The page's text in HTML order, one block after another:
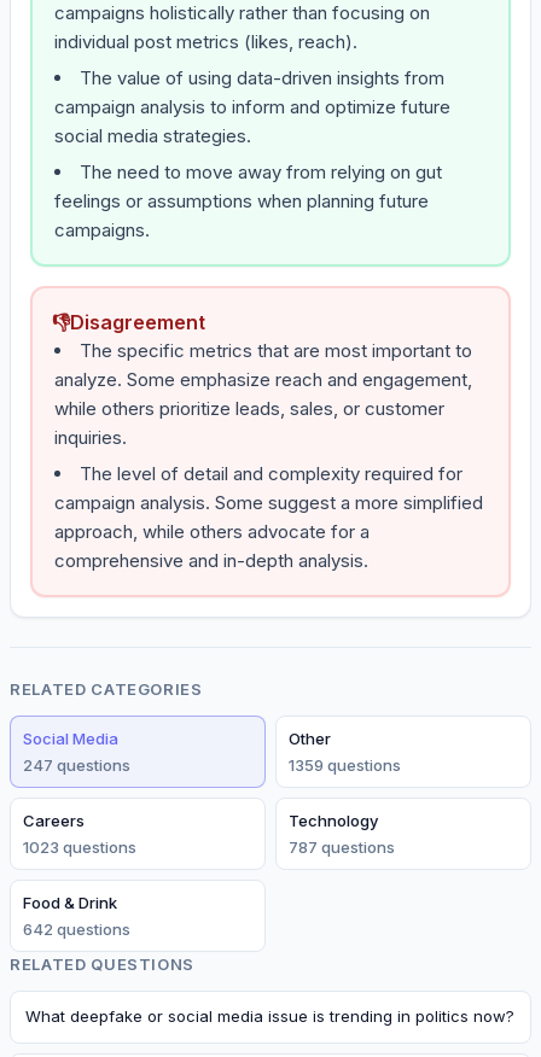
campaigns holistically rather than focusing on
individual post metrics (likes, reach).
The value of using data-driven insights from
campaign analysis to inform and optimize future
social media strategies.
The need to move away from relying on gut
feelings or assumptions when planning future
campaigns.
👎Disagreement
The specific metrics that are most important to
analyze. Some emphasize reach and engagement,
while others prioritize leads, sales, or customer
inquiries.
The level of detail and complexity required for
campaign analysis. Some suggest a more simplified
approach, while others advocate for a
comprehensive and in-depth analysis.
RELATED CATEGORIES
Social Media
247 questions
Other
1359 questions
Careers
1023 questions
Technology
787 questions
Food & Drink
642 questions
RELATED QUESTIONS
What deepfake or social media issue is trending in politics now?